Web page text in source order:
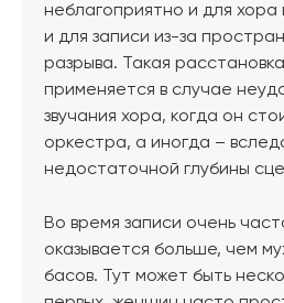
неблагоприятно и для хора
и для записи из-за
разрыва. Такая
применяется в случае
звучания хора, когда он
оркестра, а иногда –
недостаточной глубины
Во время записи очень
оказывается больше, чем
басов. Тут может быть